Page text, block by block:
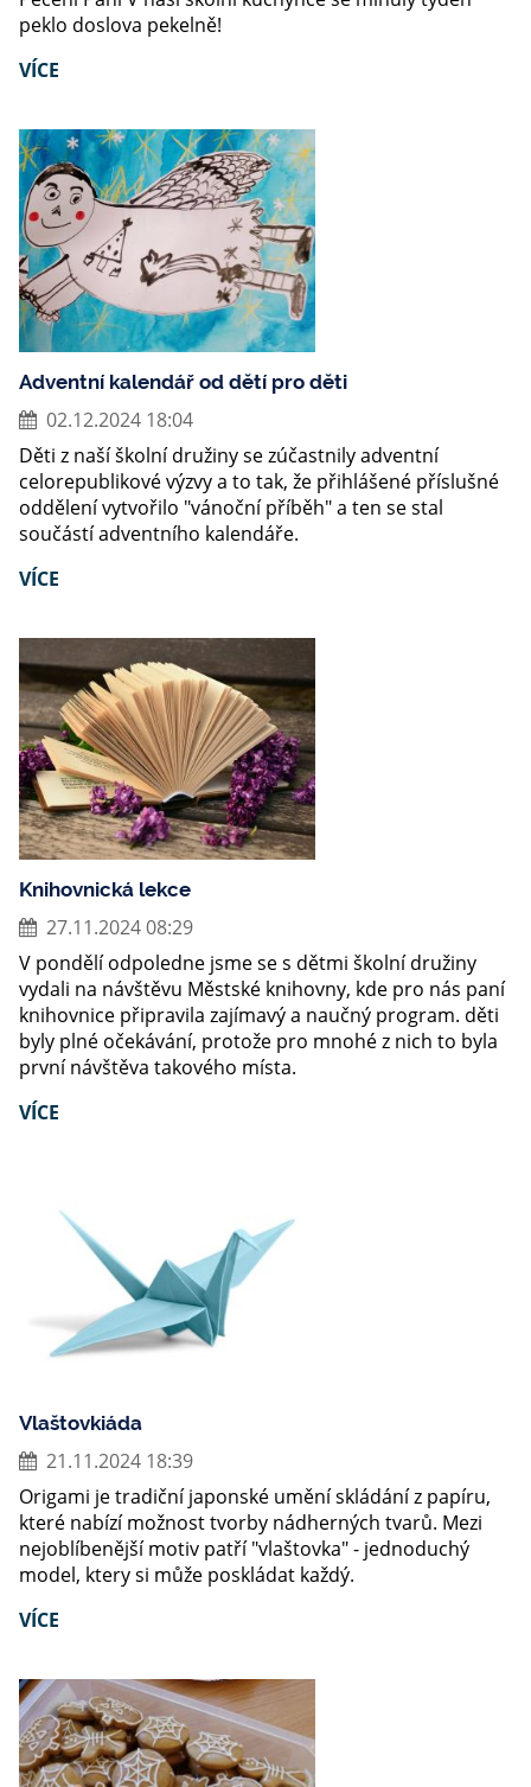
peklo doslova pekelně!
VÍCE
Adventní kalendář od dětí pro děti
02.12.2024 18:04
Děti z naší školní družiny se zúčastnily adventní
celorepublikové výzvy a to tak, že přihlášené příslušné
oddělení vytvořilo "vánoční příběh" a ten se stal
součástí adventního kalendáře.
VÍCE
Knihovnická lekce
27.11.2024 08:29
V pondělí odpoledne jsme se s dětmi školní družiny
vydali na návštěvu Městské knihovny, kde pro nás paní
knihovnice připravila zajímavý a naučný program. děti
byly plné očekávání, protože pro mnohé z nich to byla
první návštěva takového místa.
VÍCE
Vlaštovkiáda
21.11.2024 18:39
Origami je tradiční japonské umění skládání z papíru,
které nabízí možnost tvorby nádherných tvarů. Mezi
nejoblíbenější motiv patří "vlaštovka" - jednoduchý
model, ktery si může poskládat každý.
VÍCE